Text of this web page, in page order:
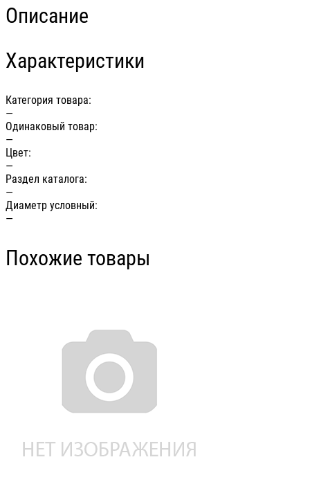
Описание
Характеристики
Категория товара:
—
Одинаковый товар:
—
Цвет:
—
Раздел каталога:
—
Диаметр условный:
—
Похожие товары